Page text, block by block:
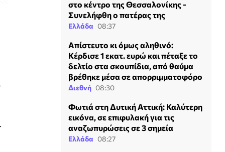
στο κέντρο της Θεσσαλονίκης -
Συνελήφθη ο πατέρας της
Ελλάδα 08:37
Απίστευτο κι όμως αληθινό:
Κέρδισε 1 εκατ. ευρώ και πέταξε το
δελτίο στα σκουπίδια, από θαύμα
βρέθηκε μέσα σε απορριμματοφόρο
Διεθνή 08:30
Φωτιά στη Δυτική Αττική: Καλύτερη
εικόνα, σε επιφυλακή για τις
αναζωπυρώσεις σε 3 σημεία
Ελλάδα 08:27